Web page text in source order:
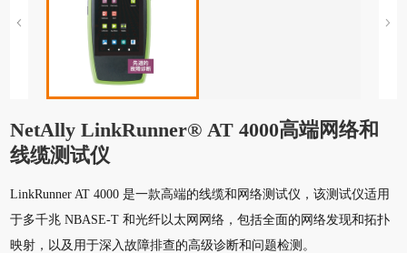
NetAlly LinkRunner® AT 4000高端网络和
线缆测试仪
LinkRunner AT 4000 是一款高端的线缆和网络测试仪，该测试仪适用
于多千兆 NBASE-T 和光纤以太网网络，包括全面的网络发现和拓扑
映射，以及用于深入故障排查的高级诊断和问题检测。